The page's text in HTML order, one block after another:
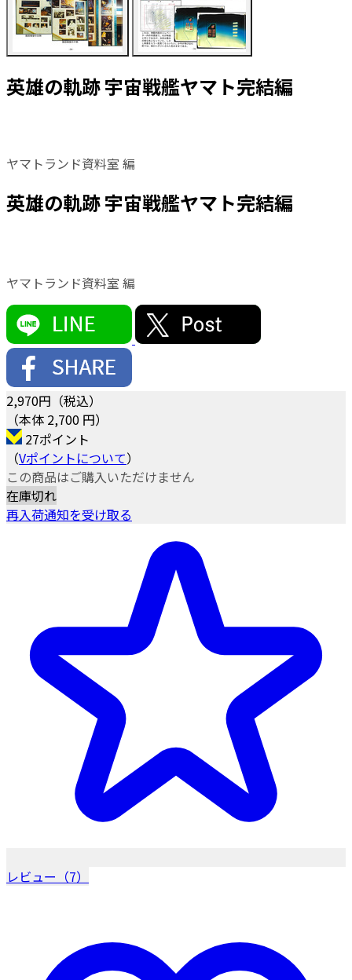
英雄の軌跡 宇宙戦艦ヤマト完結編
ヤマトランド資料室 編
英雄の軌跡 宇宙戦艦ヤマト完結編
ヤマトランド資料室 編
2,970円（税込）
（本体 2,700 円）
27ポイント
（Vポイントについて）
この商品はご購入いただけません
在庫切れ
再入荷通知を受け取る
レビュー（7）